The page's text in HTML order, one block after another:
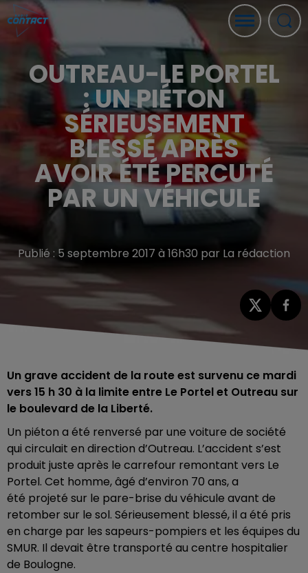
OUTREAU-LE PORTEL
: UN PIÉTON
SÉRIEUSEMENT
BLESSÉ APRÈS
AVOIR ÉTÉ PERCUTÉ
PAR UN VÉHICULE
Publié : 5 septembre 2017 à 16h30 par La rédaction
Un grave accident de la route est survenu ce mardi
vers 15 h 30 à la limite entre Le Portel et Outreau sur
le boulevard de la Liberté.
Un piéton a été renversé par une voiture de société
qui circulait en direction d’Outreau. L’accident s’est
produit juste après le carrefour remontant vers Le
Portel. Cet homme, âgé d’environ 70 ans, a
été projeté sur le pare-brise du véhicule avant de
retomber sur le sol. Sérieusement blessé, il a été pris
en charge par les sapeurs-pompiers et les équipes du
SMUR. Il devait être transporté au centre hospitalier
de Boulogne.